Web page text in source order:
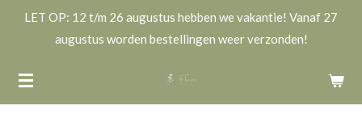
de
hoofdinhoud
LET OP: 12 t/m 26 augustus hebben we vakantie! Vanaf 27
augustus worden bestellingen weer verzonden!